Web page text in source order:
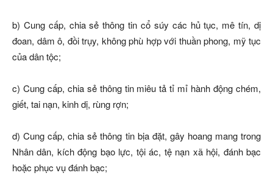
b) Cung cấp, chia sẻ thông tin cổ súy các hủ tục, mê tín, dị
đoan, dâm ô, đồi trụy, không phù hợp với thuần phong, mỹ tục
của dân tộc;
c) Cung cấp, chia sẻ thông tin miêu tả tỉ mỉ hành động chém,
giết, tai nạn, kinh dị, rùng rợn;
d) Cung cấp, chia sẻ thông tin bịa đặt, gây hoang mang trong
Nhân dân, kích động bạo lực, tội ác, tệ nạn xã hội, đánh bạc
hoặc phục vụ đánh bạc;